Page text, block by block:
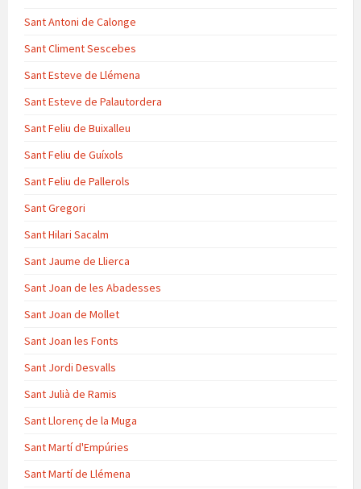
Sant Antoni de Calonge
Sant Climent Sescebes
Sant Esteve de Llémena
Sant Esteve de Palautordera
Sant Feliu de Buixalleu
Sant Feliu de Guíxols
Sant Feliu de Pallerols
Sant Gregori
Sant Hilari Sacalm
Sant Jaume de Llierca
Sant Joan de les Abadesses
Sant Joan de Mollet
Sant Joan les Fonts
Sant Jordi Desvalls
Sant Julià de Ramis
Sant Llorenç de la Muga
Sant Martí d'Empúries
Sant Martí de Llémena